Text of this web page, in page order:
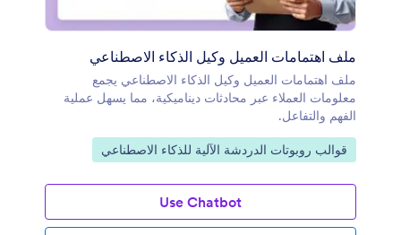
ملف اهتمامات العميل وكيل الذكاء الاصطناعي
ملف اهتمامات العميل وكيل الذكاء الاصطناعي يجمع
معلومات العملاء عبر محادثات ديناميكية، مما يسهل عملية
الفهم والتفاعل.
انتقل إلى الفئة:
قوالب روبوتات الدردشة الآلية للذكاء الاصطناعي
Use Chatbot